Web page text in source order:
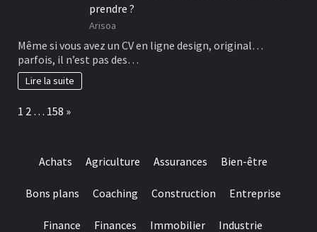
prendre ?
Arisoa
Même si vous avez un CV en ligne design, original…
parfois, il n’est pas des…
Lire la suite
Page:
1 2 … 158 Next
»
Achats Agriculture Assurances Bien-être
Bons plans Coaching Construction Entreprise
Finance Finances Immobilier Industrie